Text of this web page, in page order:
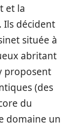
et la
Ils décident
située à
abritant
proposent
(des
du
domaine un